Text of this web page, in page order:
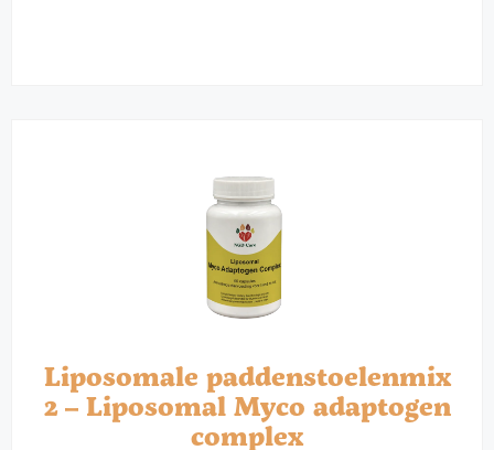
Liposomale paddenstoelenmix
2 – Liposomal Myco adaptogen
complex